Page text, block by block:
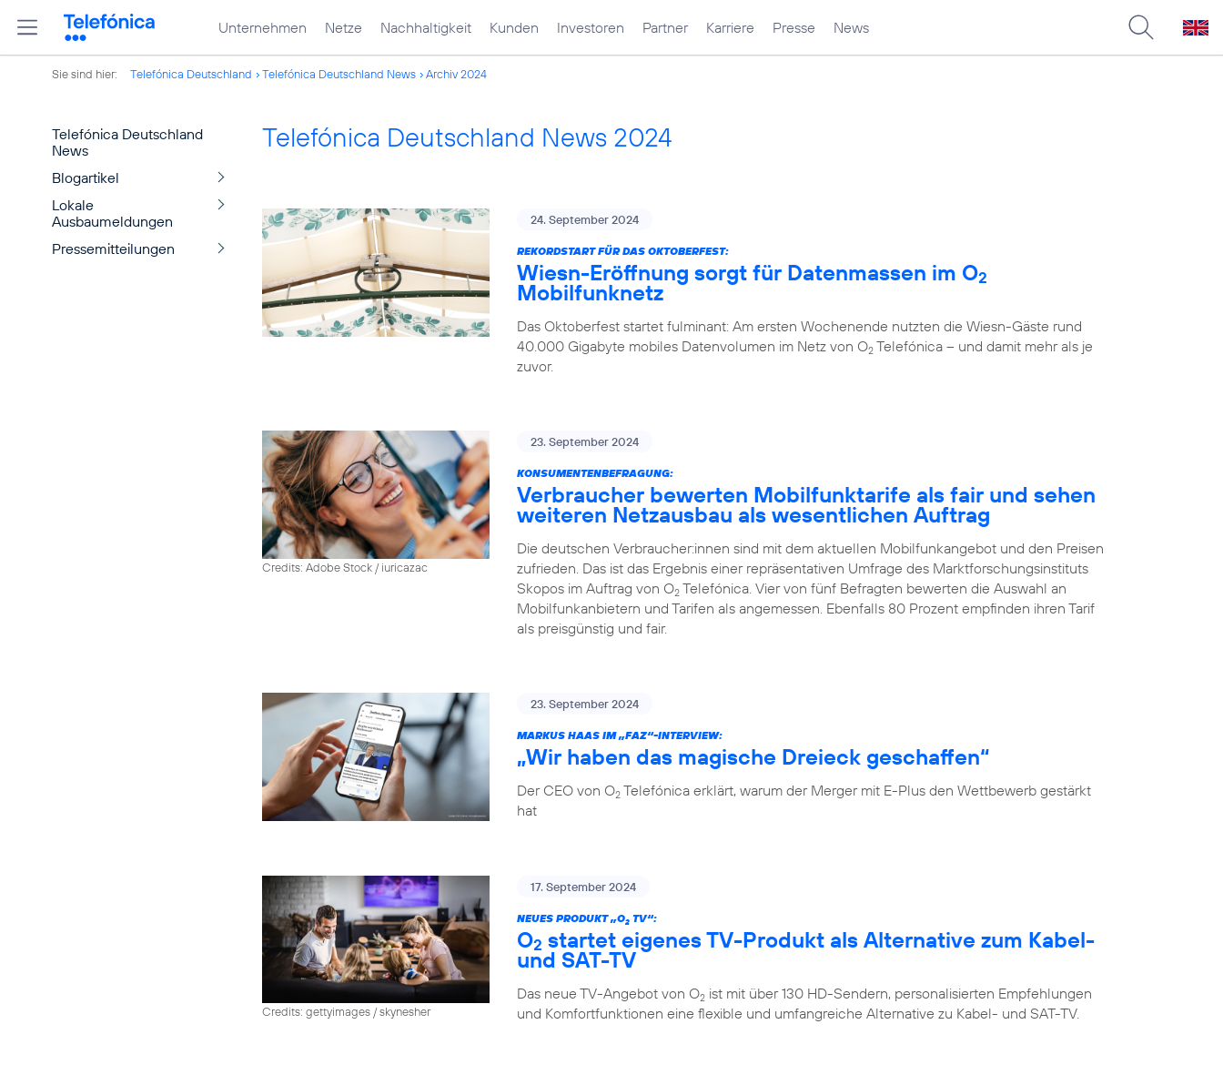
Unternehmen Netze Nachhaltigkeit Kunden Investoren Partner Karriere Presse News
Sie sind hier: Telefónica Deutschland Telefónica Deutschland News Archiv 2024
Telefónica Deutschland
News
Blogartikel
Lokale
Ausbaumeldungen
Pressemitteilungen
Telefónica Deutschland News 2024
24. September 2024
REKORDSTART FÜR DAS OKTOBERFEST:
Wiesn-Eröffnung sorgt für Datenmassen im O2
Mobilfunknetz
Das Oktoberfest startet fulminant: Am ersten Wochenende nutzten die Wiesn-Gäste rund
40.000 Gigabyte mobiles Datenvolumen im Netz von O2 Telefónica – und damit mehr als je
zuvor.
Credits: Adobe Stock / iuricazac
23. September 2024
KONSUMENTENBEFRAGUNG:
Verbraucher bewerten Mobilfunktarife als fair und sehen
weiteren Netzausbau als wesentlichen Auftrag
Die deutschen Verbraucher:innen sind mit dem aktuellen Mobilfunkangebot und den Preisen
zufrieden. Das ist das Ergebnis einer repräsentativen Umfrage des Marktforschungsinstituts
Skopos im Auftrag von O2 Telefónica. Vier von fünf Befragten bewerten die Auswahl an
Mobilfunkanbietern und Tarifen als angemessen. Ebenfalls 80 Prozent empfinden ihren Tarif
als preisgünstig und fair.
23. September 2024
MARKUS HAAS IM „FAZ“-INTERVIEW:
„Wir haben das magische Dreieck geschaffen“
Der CEO von O2 Telefónica erklärt, warum der Merger mit E-Plus den Wettbewerb gestärkt
hat
Credits: gettyimages / skynesher
17. September 2024
NEUES PRODUKT „O2 TV“:
O2 startet eigenes TV-Produkt als Alternative zum Kabel-
und SAT-TV
Das neue TV-Angebot von O2 ist mit über 130 HD-Sendern, personalisierten Empfehlungen
und Komfortfunktionen eine flexible und umfangreiche Alternative zu Kabel- und SAT-TV.